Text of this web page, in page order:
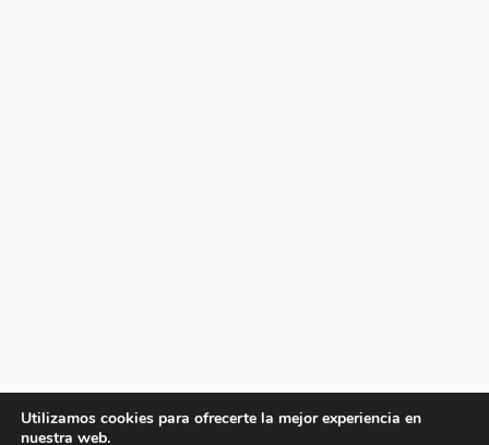
Utilizamos cookies para ofrecerte la mejor experiencia en
nuestra web.